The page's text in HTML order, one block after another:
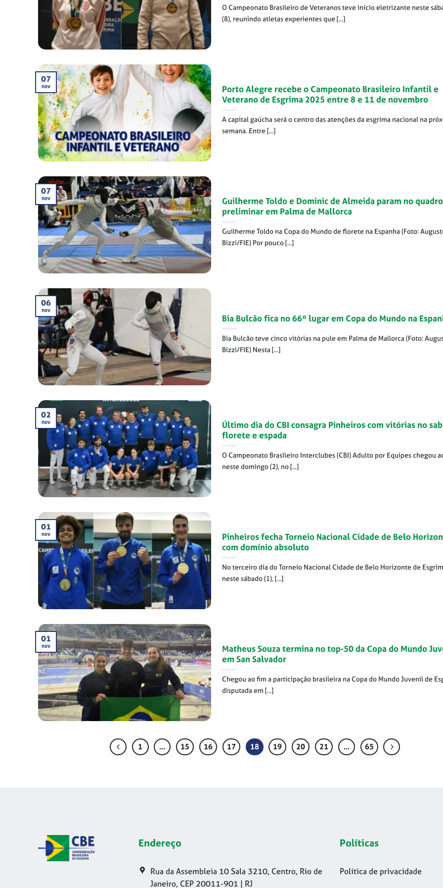
O Campeonato Brasileiro de Veteranos teve início eletrizante neste
(8), reunindo atletas experientes que [...]
Porto Alegre recebe o Campeonato Brasileiro Infantil e
Veterano de Esgrima 2025 entre 8 e 11 de novembro
A capital gaúcha será o centro das atenções da esgrima nacional na
semana. Entre [...]
07
nov
Guilherme Toldo e Dominic de Almeida param no quadro
preliminar em Palma de Mallorca
Guilherme Toldo na Copa do Mundo de florete na Espanha (Foto:
Bizzi/FIE) Por pouco [...]
07
nov
Bia Bulcão fica no 66º lugar em Copa do Mundo na
Bia Bulcão teve cinco vitórias na pule em Palma de Mallorca (Foto:
Bizzi/FIE) Nesta [...]
06
nov
Último dia do CBI consagra Pinheiros com vitórias no
florete e espada
O Campeonato Brasileiro Interclubes (CBI) Adulto por Equipes chegou
neste domingo (2), no [...]
02
nov
Pinheiros fecha Torneio Nacional Cidade de Belo
com domínio absoluto
No terceiro dia do Torneio Nacional Cidade de Belo Horizonte de
neste sábado (1), [...]
01
nov
Matheus Souza termina no top-50 da Copa do Mundo
em San Salvador
Chegou ao fim a participação brasileira na Copa do Mundo Juvenil de
disputada em [...]
01
nov
1 … 15 16 17 18 19 20 21 … 65
Endereço
Rua da Assembleia 10 Sala 3210, Centro, Rio de
Janeiro, CEP 20011-901 | RJ
Políticas
Política de privacidade